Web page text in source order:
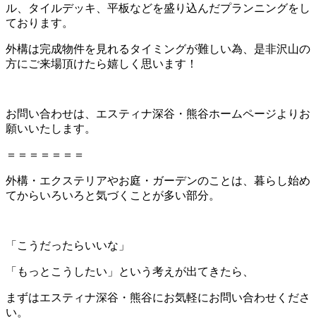
ル、タイルデッキ、平板などを盛り込んだプランニングをし
ております。
外構は完成物件を見れるタイミングが難しい為、是非沢山の
方にご来場頂けたら嬉しく思います！
お問い合わせは、エスティナ深谷・熊谷ホームページよりお
願いいたします。
＝＝＝＝＝＝＝
外構・エクステリアやお庭・ガーデンのことは、暮らし始め
てからいろいろと気づくことが多い部分。
「こうだったらいいな」
「もっとこうしたい」という考えが出てきたら、
まずはエスティナ深谷・熊谷にお気軽にお問い合わせくださ
い。